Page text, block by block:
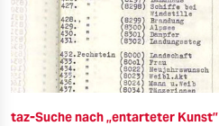
taz-Suche nach „entarteter Kunst”